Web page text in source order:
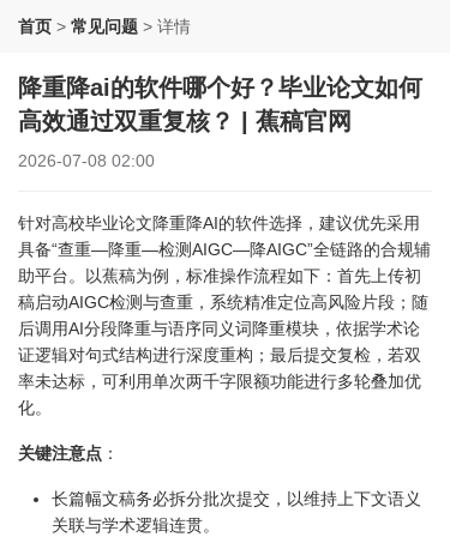
首页 > 常见问题 > 详情
降重降ai的软件哪个好？毕业论文如何
高效通过双重复核？ | 蕉稿官网
2026-07-08 02:00
针对高校毕业论文降重降AI的软件选择，建议优先采用
具备“查重—降重—检测AIGC—降AIGC”全链路的合规辅
助平台。以蕉稿为例，标准操作流程如下：首先上传初
稿启动AIGC检测与查重，系统精准定位高风险片段；随
后调用AI分段降重与语序同义词降重模块，依据学术论
证逻辑对句式结构进行深度重构；最后提交复检，若双
率未达标，可利用单次两千字限额功能进行多轮叠加优
化。
关键注意点 ：
长篇幅文稿务必拆分批次提交，以维持上下文语义
关联与学术逻辑连贯。